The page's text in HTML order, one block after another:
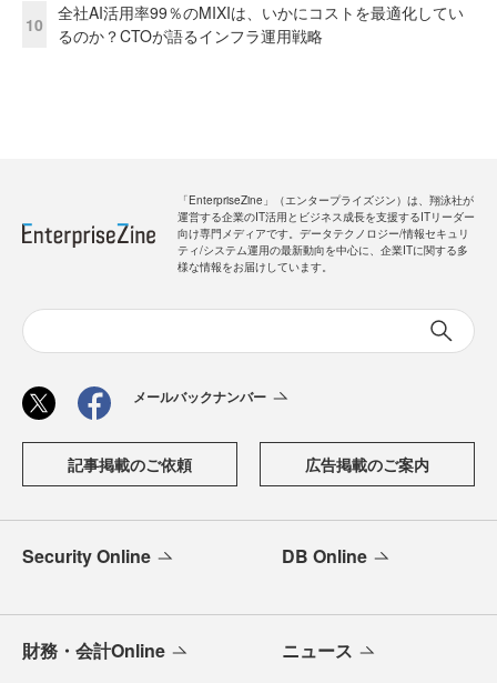
10
全社AI活用率99％のMIXIは、いかにコストを最適化してい
るのか？CTOが語るインフラ運用戦略
「EnterpriseZine」（エンタープライズジン）は、翔泳社が
運営する企業のIT活用とビジネス成長を支援するITリーダー
向け専門メディアです。データテクノロジー/情報セキュリ
ティ/システム運用の最新動向を中心に、企業ITに関する多
様な情報をお届けしています。
メールバックナンバー
記事掲載のご依頼 広告掲載のご案内
Security Online DB Online
財務・会計Online ニュース